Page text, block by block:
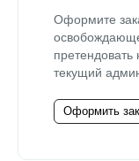
Оформите
текущий
Оформить